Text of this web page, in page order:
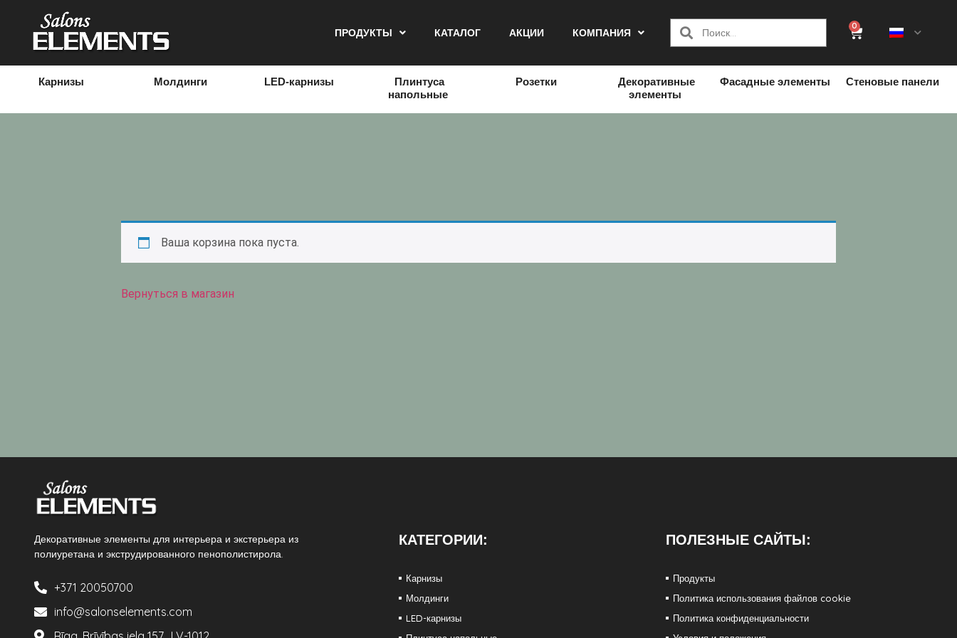
ПРОДУКТЫ КАТАЛОГ АКЦИИ КОМПАНИЯ
0
Карнизы Молдинги LED-карнизы
Плинтуса
напольные
Розетки
Декоративные
элементы
Фасадные элементы Стеновые панели
Ваша корзина пока пуста.
Вернуться в магазин
Декоративные элементы для интерьера и экстерьера из
полиуретана и экструдированного пенополистирола.
+371 20050700
info@salonselements.com
КАТЕГОРИИ:
Карнизы
Молдинги
LED-карнизы
ПОЛЕЗНЫЕ САЙТЫ:
Продукты
Политика использования файлов cookie
Политика конфиденциальности